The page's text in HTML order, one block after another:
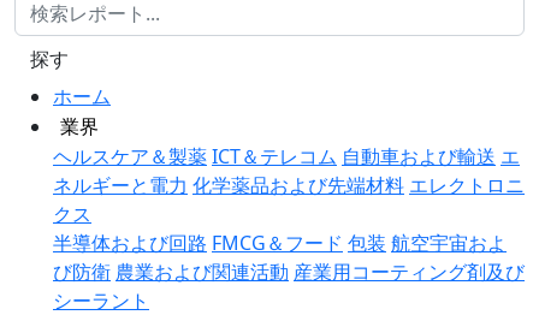
ホーム
業界
ヘルスケア＆製薬ICT＆テレコム 自動車および輸送 エ
ネルギーと電力 化学薬品および先端材料 エレクトロニ
クス
半導体および回路 FMCG＆フード 包装 航空宇宙およ
び防衛 農業および関連活動 産業用コーティング剤及び
シーラント
探す